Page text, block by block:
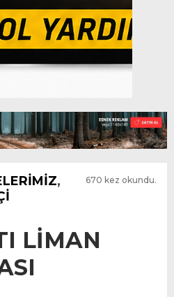
,
670 kez okundu.
LİMAN